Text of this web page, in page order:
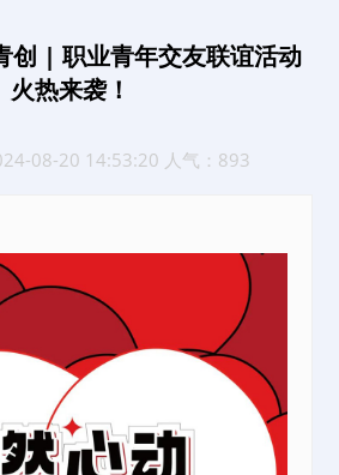
创 | 职业青年交友联谊活动
火热来袭！
08-20 14:53:20 人气：893